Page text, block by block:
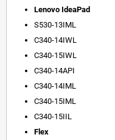
Lenovo IdeaPad
S530-13IML
C340-14IWL
C340-15IWL
C340-14API
C340-14IML
C340-15IML
C340-15IIL
Flex